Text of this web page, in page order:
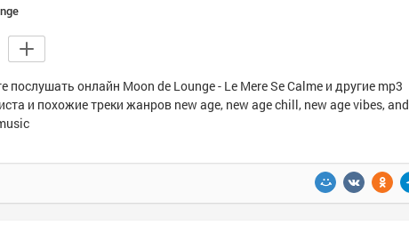
послушать онлайн Moon de Lounge - Le Mere Se Calme и другие mp3
и похожие треки жанров new age, new age chill, new age vibes, and